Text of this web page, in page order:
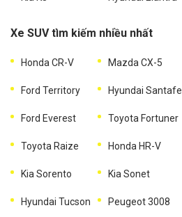
Xe SUV tìm kiếm nhiều nhất
Honda CR-V Mazda CX-5
Ford Territory Hyundai Santafe
Ford Everest Toyota Fortuner
Toyota Raize Honda HR-V
Kia Sorento Kia Sonet
Hyundai Tucson Peugeot 3008